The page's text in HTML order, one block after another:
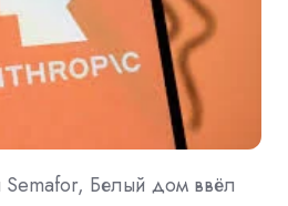
Белый дом ввёл